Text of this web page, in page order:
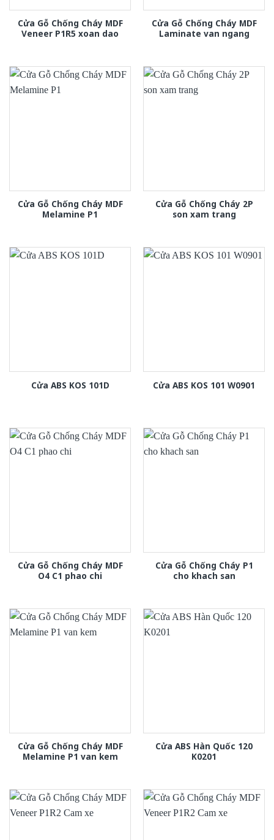
Cửa Gỗ Chống Cháy MDF
Veneer P1R5 xoan dao
Cửa Gỗ Chống Cháy MDF
Laminate van ngang
Cửa Gỗ Chống Cháy MDF
Melamine P1
Cửa Gỗ Chống Cháy 2P
son xam trang
Cửa ABS KOS 101D Cửa ABS KOS 101 W0901
Cửa Gỗ Chống Cháy MDF
O4 C1 phao chi
Cửa Gỗ Chống Cháy P1
cho khach san
Cửa Gỗ Chống Cháy MDF
Melamine P1 van kem
Cửa ABS Hàn Quốc 120
K0201